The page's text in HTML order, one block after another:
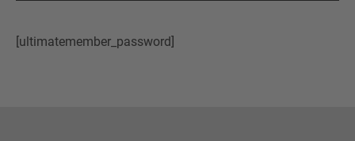
[ultimatemember_password]